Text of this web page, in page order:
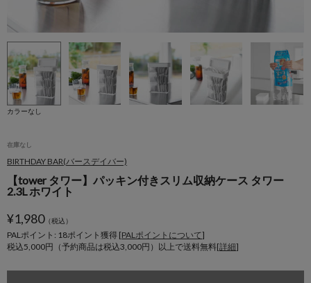
カラーなし
在庫なし
BIRTHDAY BAR(バースデイバー)
【tower タワー】パッキン付きスリム収納ケース タワー
2.3L ホワイト
¥1,980（税込）
PALポイント: 18ポイント獲得 [PALポイントについて]
税込5,000円（予約商品は税込3,000円）以上で送料無料[詳細]